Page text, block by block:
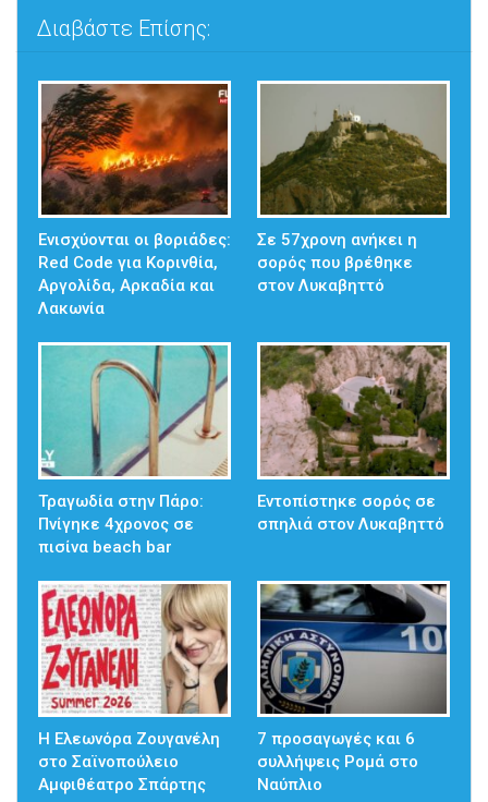
Διαβάστε Επίσης:
Ενισχύονται οι βοριάδες:
Red Code για Κορινθία,
Αργολίδα, Αρκαδία και
Λακωνία
Σε 57χρονη ανήκει η
σορός που βρέθηκε
στον Λυκαβηττό
Τραγωδία στην Πάρο:
Πνίγηκε 4χρονος σε
πισίνα beach bar
Εντοπίστηκε σορός σε
σπηλιά στον Λυκαβηττό
Η Ελεωνόρα Ζουγανέλη
στο Σαϊνοπούλειο
Αμφιθέατρο Σπάρτης
7 προσαγωγές και 6
συλλήψεις Ρομά στο
Ναύπλιο